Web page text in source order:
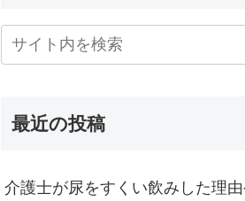
最近の投稿
介護士が尿をすくい飲みした理